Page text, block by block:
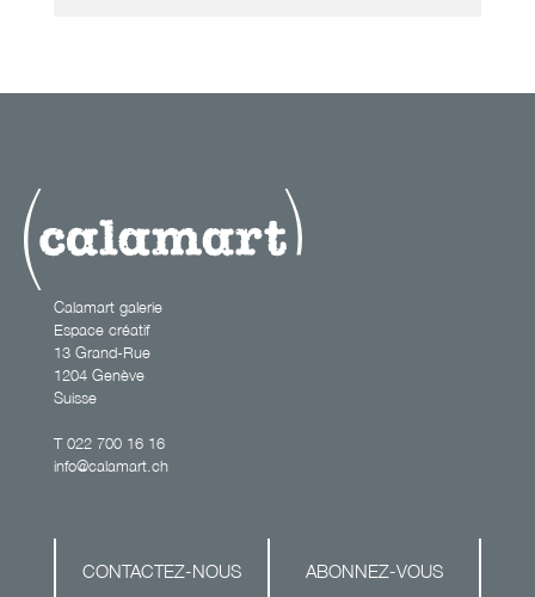
arme de non
massive
Calamart galerie
Espace créatif
13 Grand-Rue
1204 Genève
Suisse
T 022 700 16 16
info@calamart.ch
CONTACTEZ-NOUS ABONNEZ-VOUS